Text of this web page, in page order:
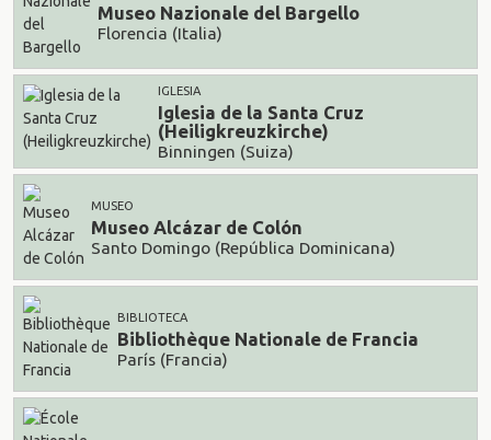
Museo Nazionale del Bargello
Florencia (Italia)
IGLESIA
Iglesia de la Santa Cruz
(Heiligkreuzkirche)
Binningen (Suiza)
MUSEO
Museo Alcázar de Colón
Santo Domingo (República Dominicana)
BIBLIOTECA
Bibliothèque Nationale de Francia
París (Francia)